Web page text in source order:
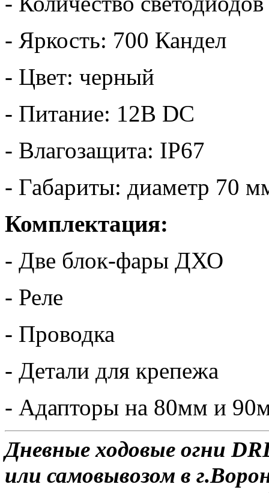
- Яркость: 700 Кандел
- Цвет: черный
- Питание: 12В DC
- Влагозащита: IP67
- Габариты: диаметр 70
Комплектация:
- Две блок-фары ДХО
- Реле
- Проводка
- Детали для крепежа
- Адапторы на 80мм и
Дневные ходовые огни
или самовывозом в